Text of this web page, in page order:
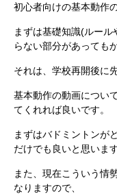
初心者向けの基本動作
まずは基礎知識(ルー
らない部分があっても
それは、学校再開後に
基本動作の動画につい
てくれれば良いです。
まずはバドミントンが
だけでも良いと思います
また、現在こういう情
なりますので、